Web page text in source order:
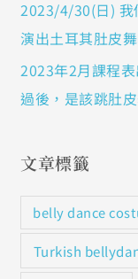
2023/4/30(日) 我
演出土耳其肚皮舞
2023年2月課程
過後，是該跳肚
文章標籤
belly dance
Turkish